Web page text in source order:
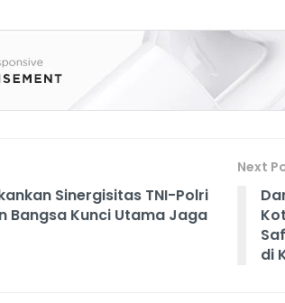
Sinergisitas TNI-Polri
Bangsa Kunci Utama Jaga
Next
di